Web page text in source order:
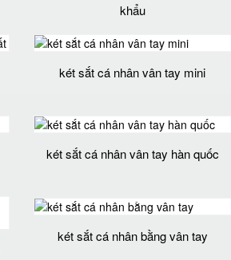
khẩu
két sắt cá nhân vân tay mini
két sắt cá nhân vân tay hàn quốc
két sắt cá nhân bằng vân tay